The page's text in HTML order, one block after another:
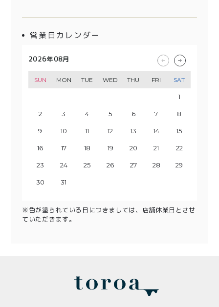
営業日カレンダー
2026年08月
SUN MON TUE WED THU FRI SAT
1
2 3 4 5 6 7 8
9 10 11 12 13 14 15
16 17 18 19 20 21 22
23 24 25 26 27 28 29
30 31
2026年09月
SUN MON TUE WED THU FRI SAT
5
6 7 8 9 10 11 12
13 14 15 16 17 18 19
20 21 22 23 24 25 26
27 28 29 30
2026年10月
SUN MON TUE WED THU FRI SAT
3
4 5 6 7 8 9 10
11 12 13 14 15 16 17
18 19 20 21 22 23 24
25 26 27 28 29 30 31
2026年11月
SUN MON TUE WED THU FRI SAT
7
8 9 10 11 12 13 14
15 16 17 18 19 20 21
22 23 24 25 26 27 28
29 30
※色が塗られている日につきましては、店舗休業日とさせ
ていただきます。